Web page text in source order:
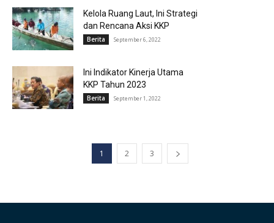
Kelola Ruang Laut, Ini Strategi
dan Rencana Aksi KKP
Berita September 6, 2022
Ini Indikator Kinerja Utama
KKP Tahun 2023
Berita September 1, 2022
1 2 3